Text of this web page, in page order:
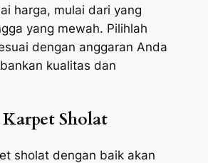
harga, mulai dari yang
yang mewah. Pilihlah
dengan anggaran Anda
kualitas dan
Sholat
sholat dengan baik akan